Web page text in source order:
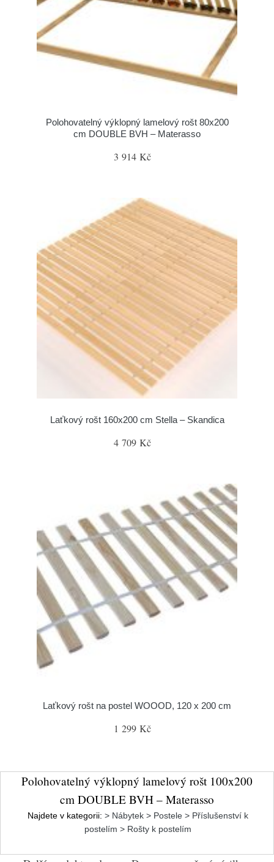
Polohovatelný výklopný lamelový rošt 80x200
cm DOUBLE BVH – Materasso
3 914 Kč
Laťkový rošt 160x200 cm Stella – Skandica
4 709 Kč
Laťkový rošt na postel WOOOD, 120 x 200 cm
1 299 Kč
Polohovatelný výklopný lamelový rošt 100x200
cm DOUBLE BVH – Materasso
Najdete v kategorii: > Nábytek > Postele > Příslušenství k
postelím > Rošty k postelím